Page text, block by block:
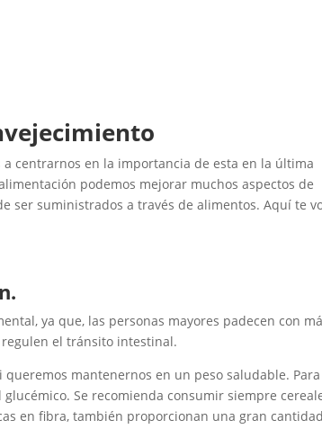
centrarnos en la importancia de esta en la última
podemos mejorar muchos aspectos de
ser suministrados a través de alimentos. Aquí te
ya que, las personas mayores padecen con
el tránsito intestinal.
mantenernos en un peso saludable. Para
Se recomienda consumir siempre
en fibra, también proporcionan una gran